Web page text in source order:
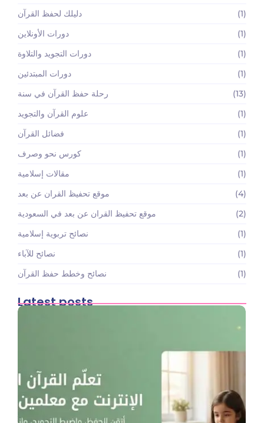
دليلك لحفظ القرآن
(1)
دورات الأونلاين
(1)
دورات التجويد والتلاوة
(1)
دورات المبتدئين
(1)
رحلة حفظ القرآن في سنة
(13)
علوم القرآن والتجويد
(1)
فضائل القرآن
(1)
كورس نحو وصرف
(1)
مقالات إسلامية
(1)
موقع تحفيظ القران عن بعد
(4)
موقع تحفيظ القران عن بعد في السعودية
(2)
نصائح تربوية إسلامية
(1)
نصائح للآباء
(1)
نصائح وخطط حفظ القرآن
(1)
Latest posts